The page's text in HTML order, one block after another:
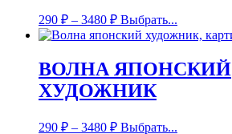
290 ₽ – 3480 ₽ Выбрать...
ВОЛНА ЯПОНСКИЙ
ХУДОЖНИК
290 ₽ – 3480 ₽ Выбрать...